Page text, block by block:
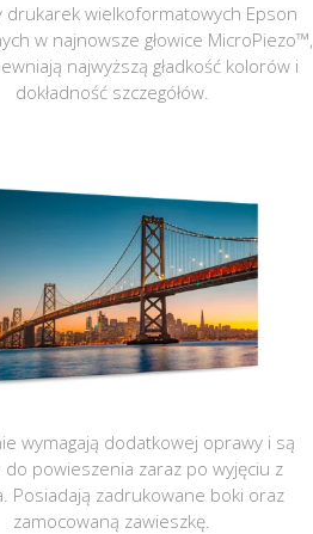
drukarek wielkoformatowych Epson
w najnowsze głowice MicroPiezo™,
najwyższą gładkość kolorów i
dokładność szczegółów.
wymagają dodatkowej oprawy i są
do powieszenia zaraz po wyjęciu z
Posiadają zadrukowane boki oraz
zamocowaną zawieszkę.